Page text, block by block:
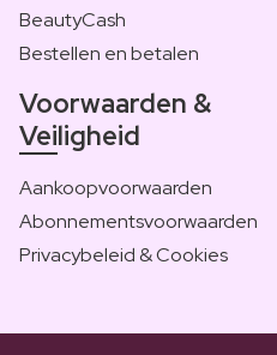
BeautyCash
Bestellen en betalen
Voorwaarden &
Veiligheid
Aankoopvoorwaarden
Abonnementsvoorwaarden
Privacybeleid & Cookies